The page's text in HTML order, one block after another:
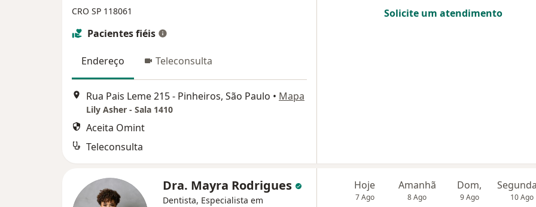
CRO SP 118061
Pacientes fiéis
Endereço Teleconsulta
Rua Pais Leme 215 - Pinheiros, São Paulo • Mapa
Lily Asher - Sala 1410
Aceita Omint
Teleconsulta
Solicite um atendimento
Dra. Mayra Rodrigues
Dentista, Especialista em
Hoje
7 Ago
Amanhã
8 Ago
Dom,
9 Ago 10 Ago